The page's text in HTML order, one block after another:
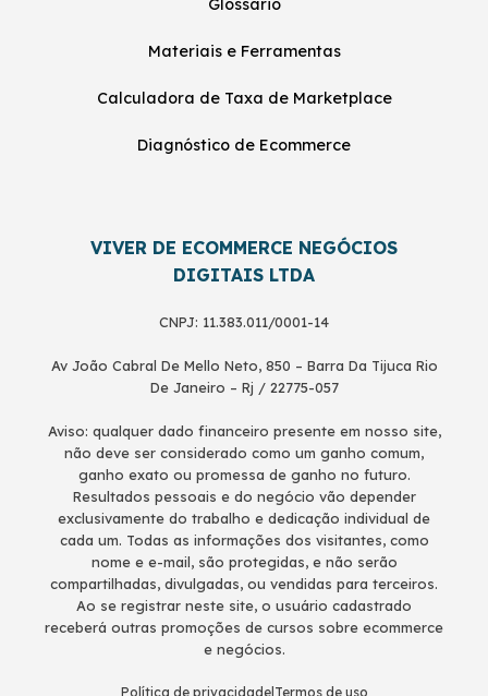
Glossário
Materiais e Ferramentas
Calculadora de Taxa de Marketplace
Diagnóstico de Ecommerce
VIVER DE ECOMMERCE NEGÓCIOS
DIGITAIS LTDA
CNPJ: 11.383.011/0001-14
Av João Cabral De Mello Neto, 850 – Barra Da Tijuca Rio
De Janeiro – Rj / 22775-057
Aviso: qualquer dado financeiro presente em nosso site,
não deve ser considerado como um ganho comum,
ganho exato ou promessa de ganho no futuro.
Resultados pessoais e do negócio vão depender
exclusivamente do trabalho e dedicação individual de
cada um. Todas as informações dos visitantes, como
nome e e-mail, são protegidas, e não serão
compartilhadas, divulgadas, ou vendidas para terceiros.
Ao se registrar neste site, o usuário cadastrado
receberá outras promoções de cursos sobre ecommerce
e negócios.
Política de privacidade| Termos de uso